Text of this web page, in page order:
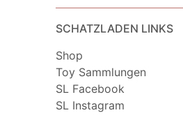
SCHATZLADEN LINKS
Shop
Toy Sammlungen
SL Facebook
SL Instagram